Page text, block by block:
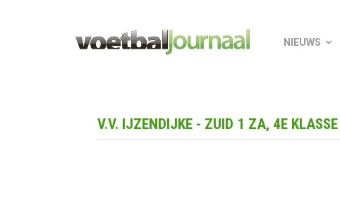
NIEUWS
V.V. IJZENDIJKE - ZUID 1 ZA, 4E